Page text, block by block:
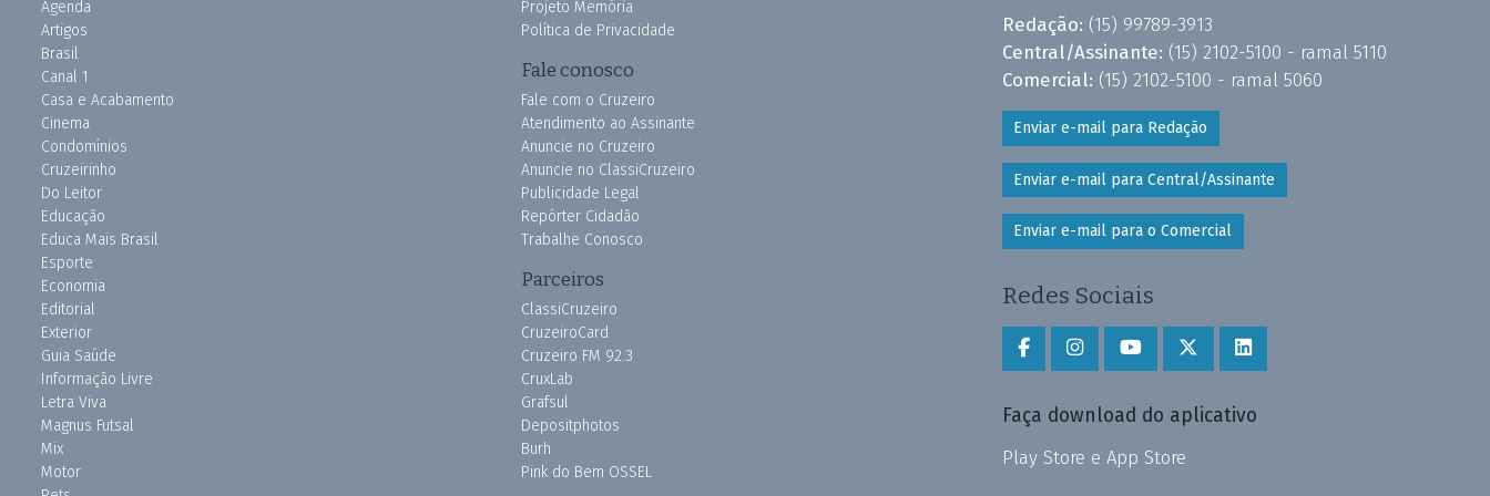
Agenda
Artigos
Brasil
Canal 1
Casa e Acabamento
Cinema
Condomínios
Cruzeirinho
Do Leitor
Educação
Educa Mais Brasil
Esporte
Economia
Editorial
Exterior
Guia Saúde
Informação Livre
Letra Viva
Magnus Futsal
Mix
Motor
Projeto Memória
Política de Privacidade
Fale conosco
Fale com o Cruzeiro
Atendimento ao Assinante
Anuncie no Cruzeiro
Anuncie no ClassiCruzeiro
Publicidade Legal
Repórter Cidadão
Trabalhe Conosco
Parceiros
ClassiCruzeiro
CruzeiroCard
Cruzeiro FM 92.3
CruxLab
Grafsul
Depositphotos
Burh
Pink do Bem OSSEL
Redação: (15) 99789-3913
Central/Assinante: (15) 2102-5100 - ramal 5110
Comercial: (15) 2102-5100 - ramal 5060
Enviar e-mail para Redação
Enviar e-mail para Central/Assinante
Enviar e-mail para o Comercial
Redes Sociais
Faça download do aplicativo
Play Store e App Store